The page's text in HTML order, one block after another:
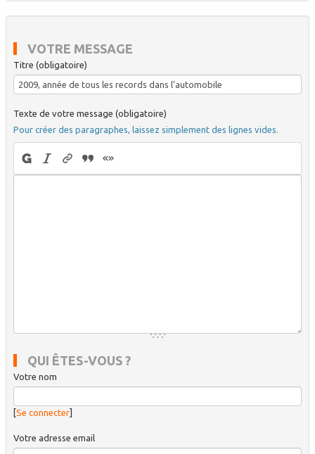
VOTRE MESSAGE
Titre (obligatoire)
Texte de votre message (obligatoire)
Pour créer des paragraphes, laissez simplement des lignes vides.
QUI ÊTES-VOUS ?
Votre nom
[Se connecter]
Votre adresse email